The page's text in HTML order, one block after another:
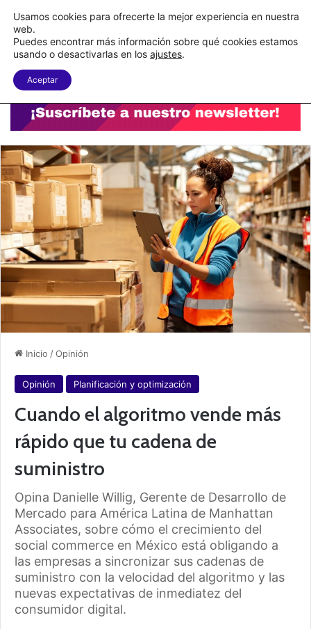
C&A México completa la implementación de su WMS en la nube
Menu
Inicio /Opinión
Opinión Planificación y optimización
Cuando el algoritmo vende más
rápido que tu cadena de
suministro
Opina Danielle Willig, Gerente de Desarrollo de
Mercado para América Latina de Manhattan
Associates, sobre cómo el crecimiento del
social commerce en México está obligando a
las empresas a sincronizar sus cadenas de
suministro con la velocidad del algoritmo y las
nuevas expectativas de inmediatez del
consumidor digital.
Usamos cookies para ofrecerte la mejor experiencia en nuestra
web.
Puedes encontrar más información sobre qué cookies estamos
usando o desactivarlas en los ajustes.
Aceptar